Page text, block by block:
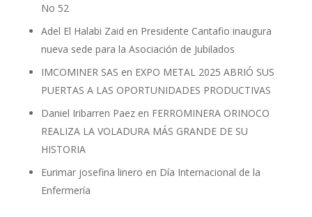
No 52
Adel El Halabi Zaid en Presidente Cantafio inaugura
nueva sede para la Asociación de Jubilados
IMCOMINER SAS en EXPO METAL 2025 ABRIÓ SUS
PUERTAS A LAS OPORTUNIDADES PRODUCTIVAS
Daniel Iribarren Paezen FERROMINERA ORINOCO
REALIZA LA VOLADURA MÁS GRANDE DE SU
HISTORIA
Eurimar josefina linero en Día Internacional de la
Enfermería